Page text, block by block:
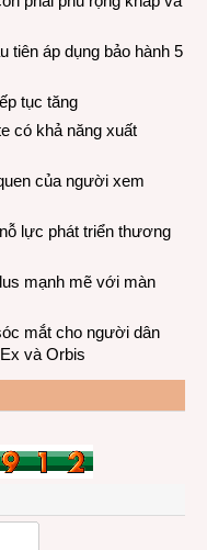
tiên áp dụng bảo hành 5
tục tăng
có khả năng xuất
của người xem
lực phát triển thương
mạnh mẽ với màn
mắt cho người dân
và Orbis